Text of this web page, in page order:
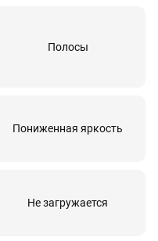
Полосы
Пониженная яркость
Не загружается